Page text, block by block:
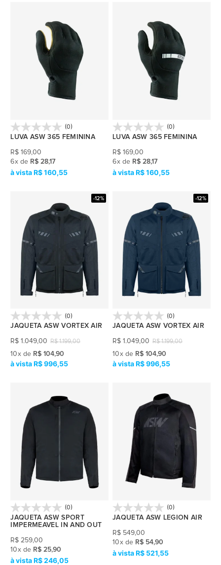
(0)
LUVA ASW 365 FEMININA
R$ 169,00
6x de R$ 28,17
R$ 160,55
(0)
LUVA ASW 365 FEMININA
R$ 169,00
6x de R$ 28,17
R$ 160,55
-12%
(0)
JAQUETA ASW VORTEX AIR
R$ 1.199,00
R$ 1.049,00
10x de R$ 104,90
R$ 996,55
-12%
(0)
JAQUETA ASW VORTEX AIR
R$ 1.199,00
R$ 1.049,00
10x de R$ 104,90
R$ 996,55
(0)
JAQUETA ASW SPORT
IMPERMEAVEL IN AND OUT
R$ 259,00
10x de R$ 25,90
R$ 246,05
(0)
JAQUETA ASW LEGION AIR
R$ 549,00
10x de R$ 54,90
R$ 521,55